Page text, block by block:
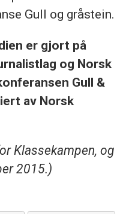
Gull og gråstein.
er gjort på
og Norsk
Gull &
av Norsk
Klassekampen, og
2015.)